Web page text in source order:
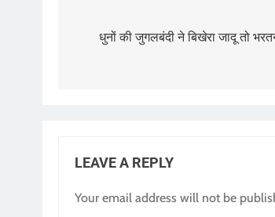
navigation
धुनों की जुगलबंदी ने बिखेरा जादू तो
LEAVE A REPLY
Your email address will not be